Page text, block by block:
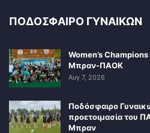
ΠΟΔΟΣΦΑΙΡΟ ΓΥΝΑΙΚΩΝ
Women’s
Μπραν-ΠΑΟΚ
Αυγ 7, 2026
Ποδόσφαιρο
προετοιμασία του
Μπραν